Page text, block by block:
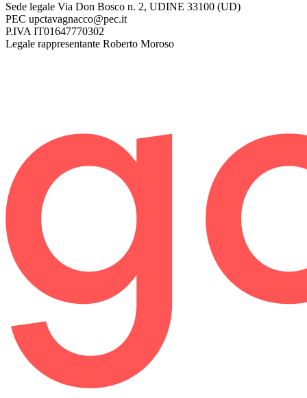
Sede legale Via Don Bosco n. 2, UDINE 33100 (UD)
PEC upctavagnacco@pec.it
P.IVA IT01647770302
Legale rappresentante Roberto Moroso